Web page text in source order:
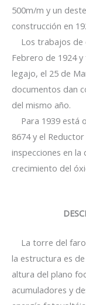
500m/m y un
construcción en
Los trabajos de
Febrero de 1924
legajo, el 25 de
documentos dan
del mismo año.
Para 1939 está
8674 y el
inspecciones en la
crecimiento del
La torre del faro
la estructura es
altura del plano
acumuladores y